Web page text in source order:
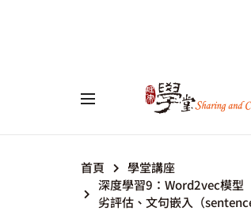
首頁
學堂講座
深度學習9：Word2vec模型
劣評估、文句嵌入（